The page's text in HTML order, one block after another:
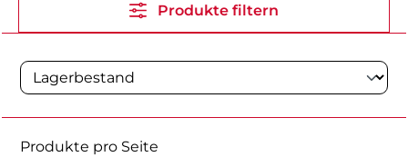
Produkte filtern
Produkte pro Seite